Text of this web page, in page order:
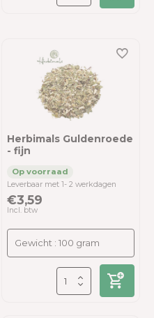
Herbimals Guldenroede
- fijn
Leverbaar met 1- 2 werkdagen
€3,59
Incl. btw